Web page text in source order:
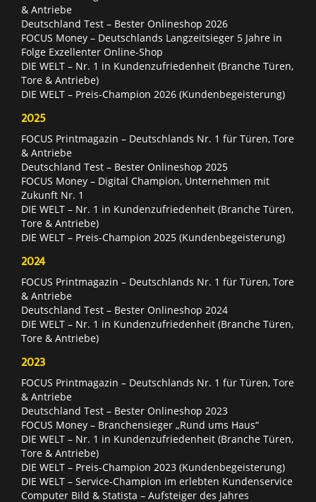
& Antriebe
Deutschland Test – Bester Onlineshop 2026
FOCUS Money – Deutschlands Langzeitsieger 5 Jahre in
Folge Exzellenter Online-Shop
DIE WELT – Nr. 1 in Kundenzufriedenheit (Branche Türen,
Tore & Antriebe)
DIE WELT – Preis-Champion 2026 (Kundenbegeisterung)
2025
FOCUS Printmagazin – Deutschlands Nr. 1 für Türen, Tore
& Antriebe
Deutschland Test – Bester Onlineshop 2025
FOCUS Money – Digital Champion, Unternehmen mit
Zukunft Nr. 1
DIE WELT – Nr. 1 in Kundenzufriedenheit (Branche Türen,
Tore & Antriebe)
DIE WELT – Preis-Champion 2025 (Kundenbegeisterung)
2024
FOCUS Printmagazin – Deutschlands Nr. 1 für Türen, Tore
& Antriebe
Deutschland Test – Bester Onlineshop 2024
DIE WELT – Nr. 1 in Kundenzufriedenheit (Branche Türen,
Tore & Antriebe)
2023
FOCUS Printmagazin – Deutschlands Nr. 1 für Türen, Tore
& Antriebe
Deutschland Test – Bester Onlineshop 2023
FOCUS Money – Branchensieger „Rund ums Haus“
DIE WELT – Nr. 1 in Kundenzufriedenheit (Branche Türen,
Tore & Antriebe)
DIE WELT – Preis-Champion 2023 (Kundenbegeisterung)
DIE WELT – Service-Champion im erlebten Kundenservice
Computer Bild & Statista – Aufsteiger des Jahres